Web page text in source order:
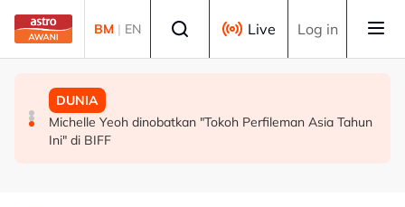
Skip to main content
BM | EN Live Log in
MALAYSIA
Persepsi negatif terhadap Bukit Malut tidak berasaskan
fakta - Ahli Akademik
MALAYSIA
Insiden rempuhan Jalan Ampang: Pendakwaan bantah
permohonan batal pertuduhan bunuh
DUNIA
Michelle Yeoh dinobatkan "Tokoh Perfileman Asia Tahun
Ini" di BIFF